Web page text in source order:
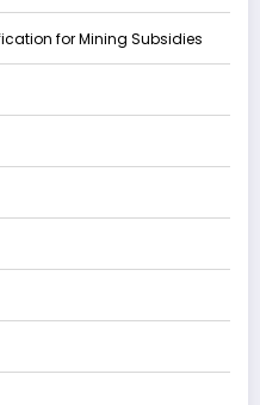
for Mining Subsidies